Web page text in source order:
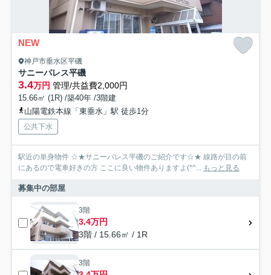
NEW
神戸市垂水区平磯
サニーパレス平磯
3.4万円 管理/共益費2,000円
15.66㎡ (1R) /築40年 /3階建
山陽電鉄本線「東垂水」駅 徒歩1分
公共下水
駅近の単身物件 ☆★サニーパレス平磯のご紹介です☆★ 線路が目の前
にあるので電車好きの方 ここに良い物件ありますよ(*^... もっと見る
募集中の部屋
3階
3.4万円
3階 / 15.66㎡ / 1R
3階